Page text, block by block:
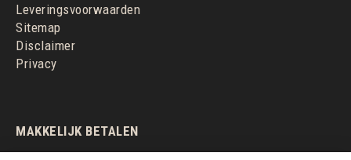
Leveringsvoorwaarden
Sitemap
Disclaimer
Privacy
MAKKELIJK BETALEN